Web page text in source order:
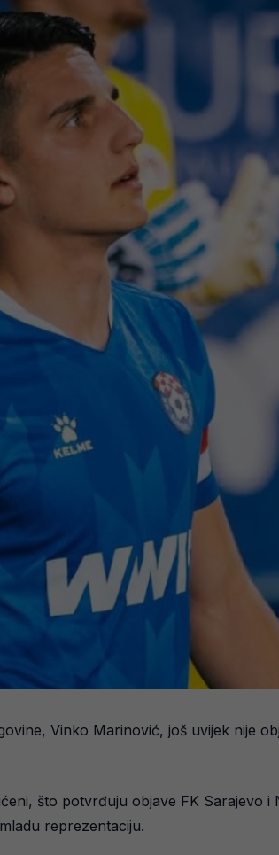
Vinko Marinović, još uvijek nije
što potvrđuju objave FK Sarajevo
reprezentaciju.